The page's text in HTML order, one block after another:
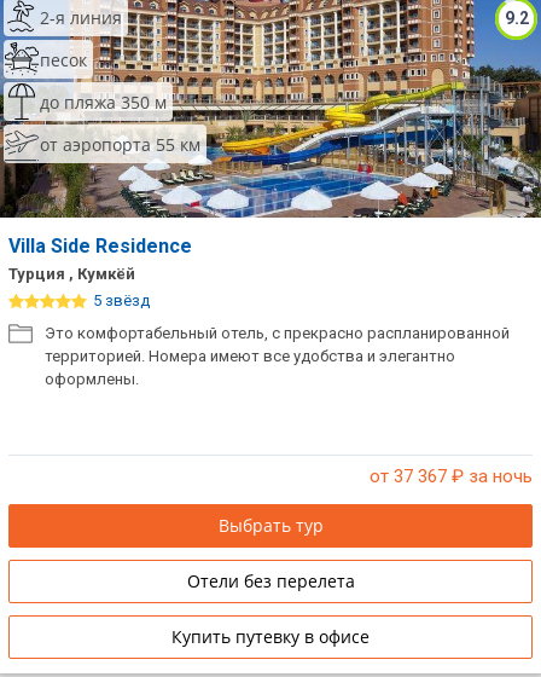
9.2
2-я линия
песок
до пляжа 350 м
от аэропорта 55 км
Villa Side Residence
Турция , Кумкёй
5 звёзд
Это комфортабельный отель, с прекрасно распланированной
территорией. Номера имеют все удобства и элегантно
оформлены.
от 37 367 ₽ за ночь
Выбрать тур
Отели без перелета
Купить путевку в офисе